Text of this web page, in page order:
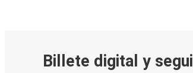
Billete digital y